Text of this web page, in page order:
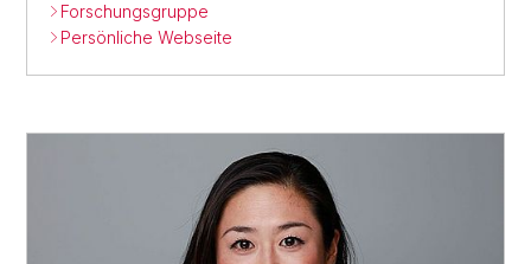
Forschungsgruppe
Persönliche Webseite